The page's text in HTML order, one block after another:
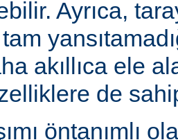
Ayrıca,
akıllıca ele
de
öntanımlı